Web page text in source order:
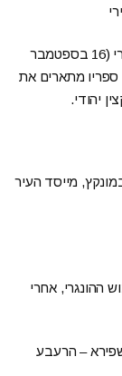
סופר ומשורר, יליד קרפטורוס. אביגדור המאירי (16 בספטמבר
עברי. ספריו מתארים את
יהודי.
מייסד העיר
ההונגרי, אחרי
– הרעבע